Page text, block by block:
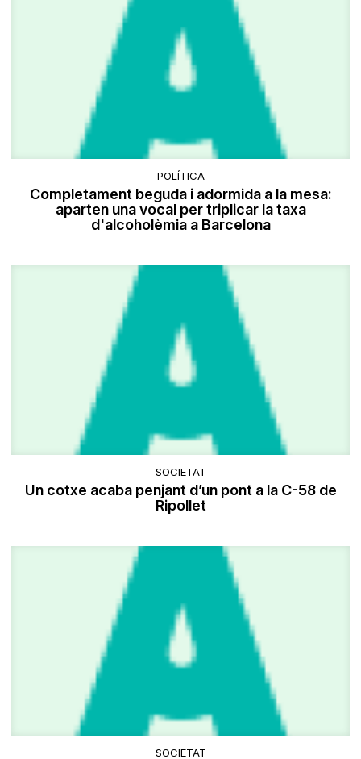
POLÍTICA
Completament beguda i adormida a la mesa:
aparten una vocal per triplicar la taxa
d'alcoholèmia a Barcelona
SOCIETAT
Un cotxe acaba penjant d’un pont a la C-58 de
Ripollet
SOCIETAT